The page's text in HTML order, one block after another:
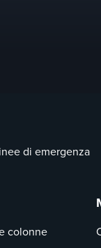
di emergenza
colonne